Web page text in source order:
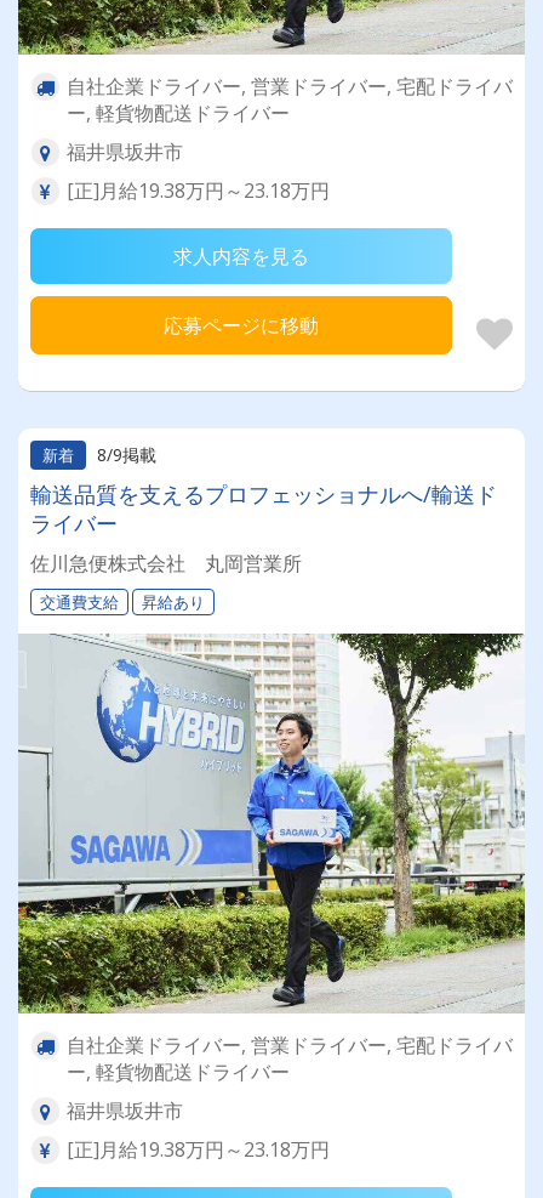
自社企業ドライバー, 営業ドライバー, 宅配ドライバ
ー, 軽貨物配送ドライバー
福井県坂井市
[正]月給19.38万円～23.18万円
求人内容を見る
応募ページに移動
新着 8/9掲載
輸送品質を支えるプロフェッショナルへ/輸送ド
ライバー
佐川急便株式会社 丸岡営業所
交通費支給 昇給あり
自社企業ドライバー, 営業ドライバー, 宅配ドライバ
ー, 軽貨物配送ドライバー
福井県坂井市
[正]月給19.38万円～23.18万円